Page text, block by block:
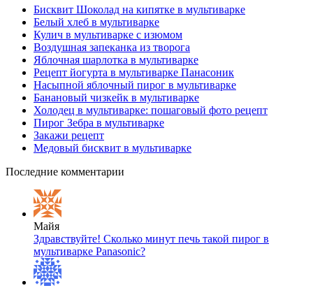
Бисквит Шоколад на кипятке в мультиварке
Белый хлеб в мультиварке
Кулич в мультиварке с изюмом
Воздушная запеканка из творога
Яблочная шарлотка в мультиварке
Рецепт йогурта в мультиварке Панасоник
Насыпной яблочный пирог в мультиварке
Банановый чизкейк в мультиварке
Холодец в мультиварке: пошаговый фото рецепт
Пирог Зебра в мультиварке
Закажи рецепт
Медовый бисквит в мультиварке
Последние комментарии
Майя
Здравствуйте! Сколько минут печь такой пирог в
мультиварке Panasonic?